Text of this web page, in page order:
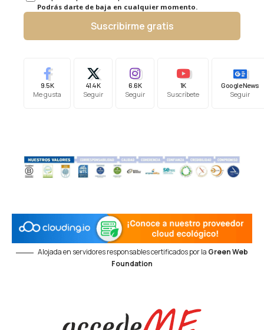
Podrás darte de baja en cualquier momento.
Suscribirme gratis
9.5K
Me gusta
41.4K
Seguir
6.6K
Seguir
1K
Suscríbete
Google News
Seguir
Alojada en servidores responsables certificados por la Green Web
Foundation